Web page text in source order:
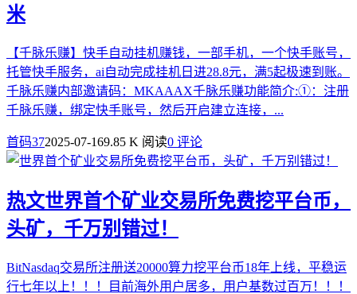
米
【千脉乐赚】快手自动挂机赚钱，一部手机，一个快手账号，
托管快手服务，ai自动完成挂机日进28.8元，满5起极速到账。
千脉乐赚内部邀请码：MKAAAX千脉乐赚功能简介:①：注册
千脉乐赚，绑定快手账号，然后开启建立连接，...
首码372025-07-169.85 K 阅读0 评论
热文世界首个矿业交易所免费挖平台币，
头矿，千万别错过！
BitNasdaq交易所注册送20000算力挖平台币18年上线，平稳运
行七年以上！！！目前海外用户居多，用户基数过百万！！！